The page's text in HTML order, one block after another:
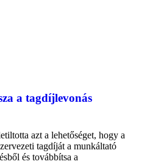
a tagdíjlevonás
azt a lehetőséget, hogy a
tagdíját a munkáltató
és továbbítsa a